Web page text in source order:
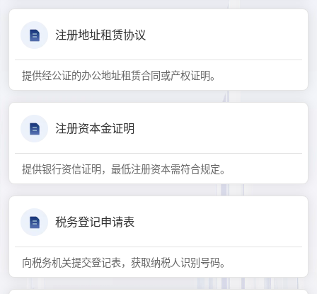
注册地址租赁协议
提供经公证的办公地址租赁合同或产权证明。
注册资本金证明
提供银行资信证明，最低注册资本需符合规定。
税务登记申请表
向税务机关提交登记表，获取纳税人识别号码。